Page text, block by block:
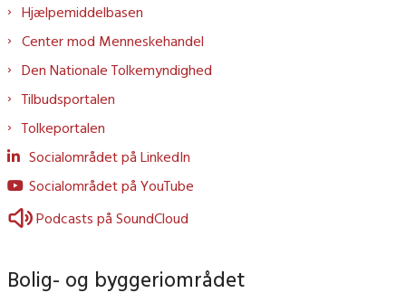
Hjælpemiddelbasen
Center mod Menneskehandel
Den Nationale Tolkemyndighed
Tilbudsportalen
Tolkeportalen
Socialområdet på LinkedIn
Socialområdet på YouTube
Podcasts på SoundCloud
Bolig- og byggeriområdet